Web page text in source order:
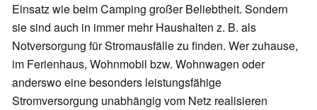
Einsatz wie beim Camping großer Beliebtheit. Sondern
sie sind auch in immer mehr Haushalten z. B. als
Notversorgung für Stromausfälle zu finden. Wer zuhause,
im Ferienhaus, Wohnmobil bzw. Wohnwagen oder
anderswo eine besonders leistungsfähige
Stromversorgung unabhängig vom Netz realisieren